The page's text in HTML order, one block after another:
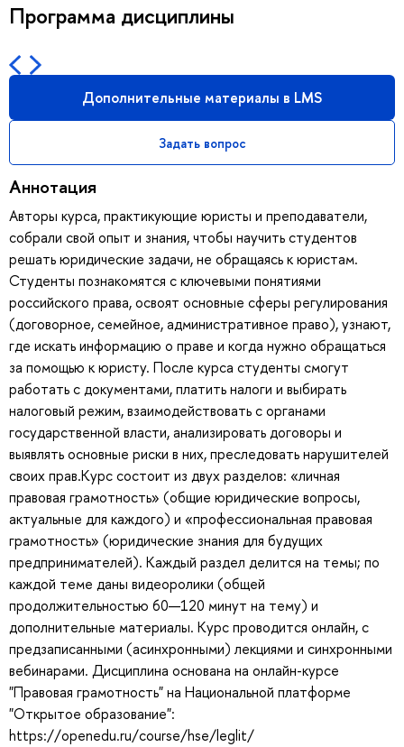
Программа дисциплины
Дополнительные материалы в LMS
Задать вопрос
Аннотация
Авторы курса, практикующие юристы и преподаватели,
собрали свой опыт и знания, чтобы научить студентов
решать юридические задачи, не обращаясь к юристам.
Студенты познакомятся с ключевыми понятиями
российского права, освоят основные сферы регулирования
(договорное, семейное, административное право), узнают,
где искать информацию о праве и когда нужно обращаться
за помощью к юристу. После курса студенты смогут
работать с документами, платить налоги и выбирать
налоговый режим, взаимодействовать с органами
государственной власти, анализировать договоры и
выявлять основные риски в них, преследовать нарушителей
своих прав.Курс состоит из двух разделов: «личная
правовая грамотность» (общие юридические вопросы,
актуальные для каждого) и «профессиональная правовая
грамотность» (юридические знания для будущих
предпринимателей). Каждый раздел делится на темы; по
каждой теме даны видеоролики (общей
продолжительностью 60—120 минут на тему) и
дополнительные материалы. Курс проводится онлайн, с
предзаписанными (асинхронными) лекциями и синхронными
вебинарами. Дисциплина основана на онлайн-курсе
"Правовая грамотность" на Национальной платформе
"Открытое образование":
https://openedu.ru/course/hse/leglit/